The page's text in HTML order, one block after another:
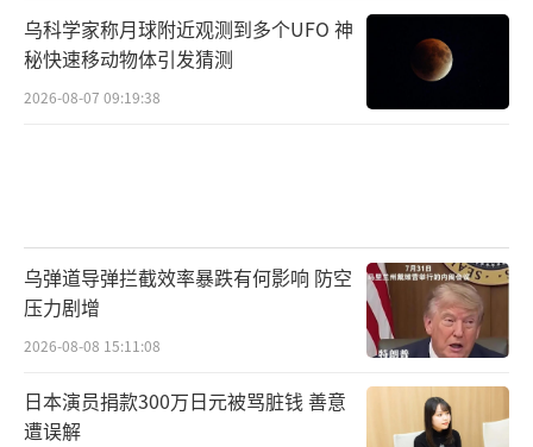
乌科学家称月球附近观测到多个UFO 神
秘快速移动物体引发猜测
2026-08-07 09:19:38
乌弹道导弹拦截效率暴跌有何影响 防空
压力剧增
2026-08-08 15:11:08
日本演员捐款300万日元被骂脏钱 善意
遭误解